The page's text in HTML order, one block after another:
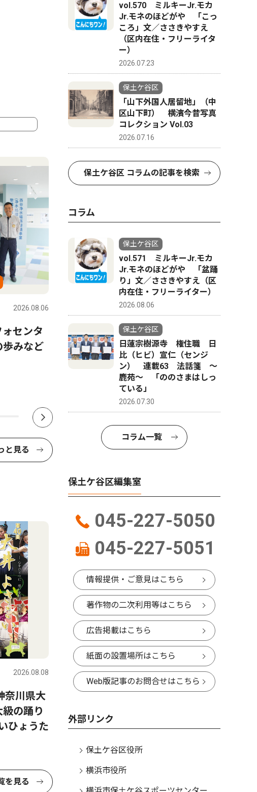
2026.08.06
センタ
みなど
4
ピックアップ（PR）
横浜市ひきこもり総合支援・
若者相談センターってどんな
ところ？ 最近までセンター
を利用していた方にインタビ
ク伝え
くで催し
と見る
2026.08.08
川県大
の踊り
ひょうた
を見る
vol.570 ミルキーJr.モカ
Jr.モネのほどがや 「こっ
ころ」文／ささきやすえ
（区内在住・フリーライタ
ー）
2026.07.23
保土ケ谷区
「山下外国人居留地」（中
区山下町） 横濱今昔写真
コレクション Vol.03
2026.07.16
保土ケ谷区 コラムの記事を検索
コラム
保土ケ谷区
vol.571 ミルキーJr.モカ
Jr.モネのほどがや 「盆踊
り」文／ささきやすえ（区
内在住・フリーライター）
2026.08.06
保土ケ谷区
日蓮宗樹源寺 権住職 日
比（ヒビ）宣仁（センジ
ン） 連載63 法話箋 〜
鹿苑〜 「ののさまはしっ
ている」
2026.07.30
コラム一覧
保土ケ谷区編集室
045-227-5050
045-227-5051
情報提供・ご意見はこちら
著作物の二次利用等はこちら
広告掲載はこちら
紙面の設置場所はこちら
Web版記事のお問合せはこちら
外部リンク
保土ケ谷区役所
横浜市役所